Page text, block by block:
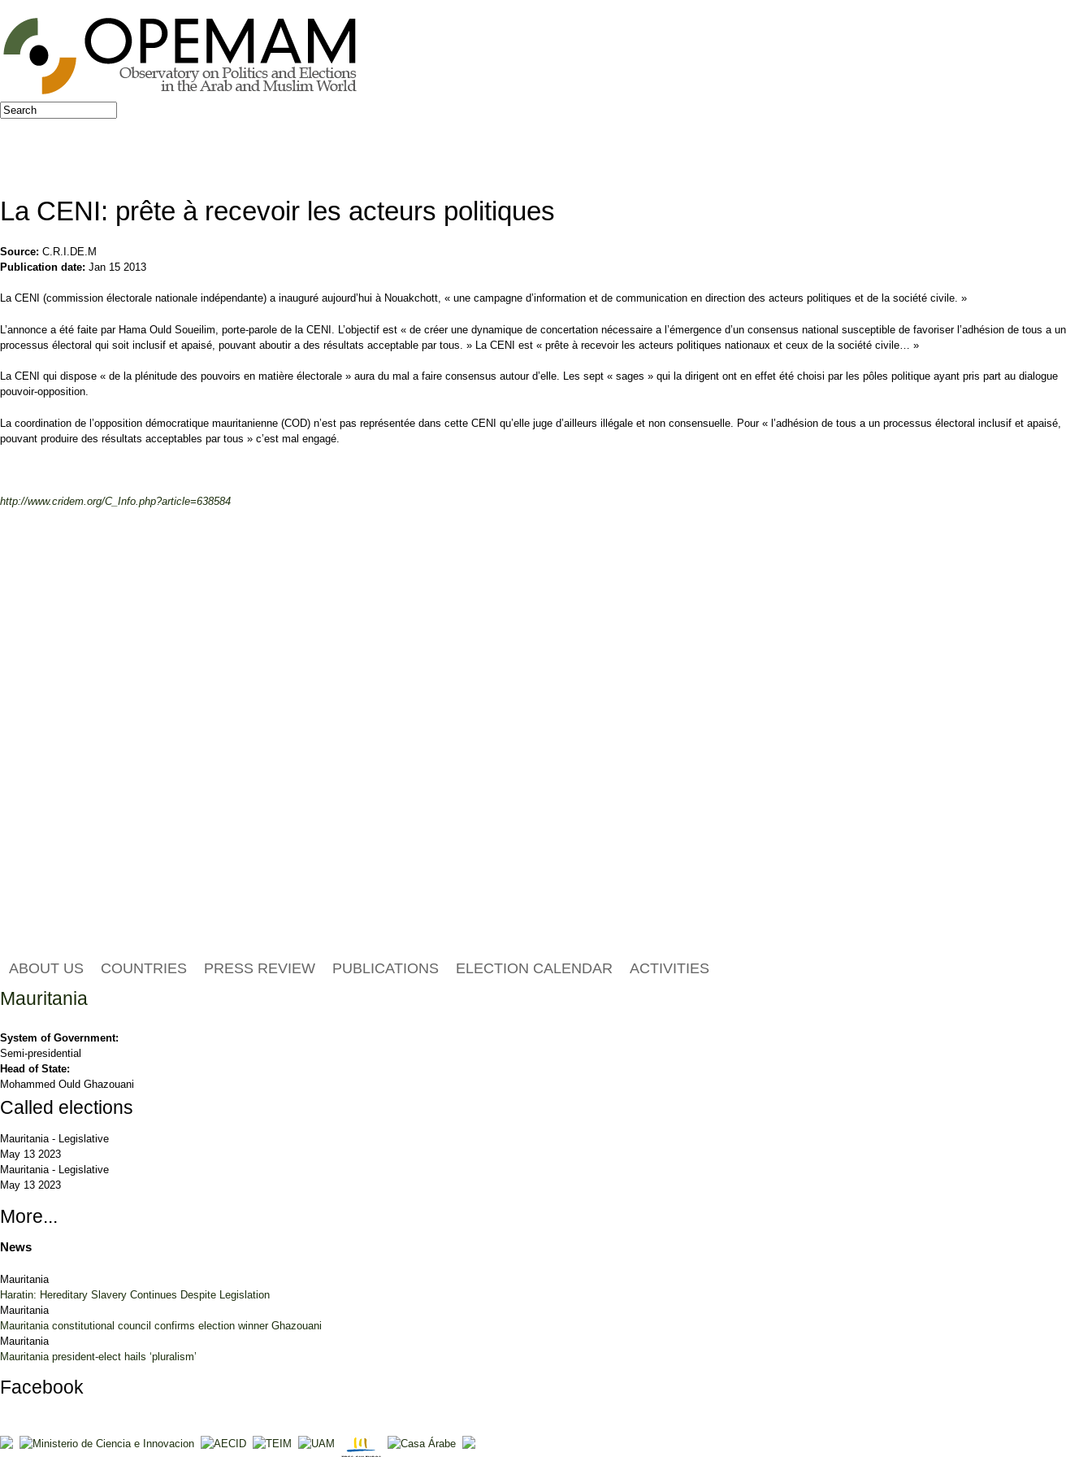
Jump to navigation
Search form
Search
La CENI: prête à recevoir les acteurs politiques
Source: C.R.I.DE.M
Publication date: Jan 15 2013
La CENI (commission électorale nationale indépendante) a inauguré aujourd’hui à Nouakchott, « une campagne d’information et de communication en direction des acteurs politiques et de la société civile. »
L’annonce a été faite par Hama Ould Soueilim, porte-parole de la CENI. L’objectif est « de créer une dynamique de concertation nécessaire a l’émergence d’un consensus national susceptible de favoriser l’adhésion de tous a un
processus électoral qui soit inclusif et apaisé, pouvant aboutir a des résultats acceptable par tous. » La CENI est « prête à recevoir les acteurs politiques nationaux et ceux de la société civile… »
La CENI qui dispose « de la plénitude des pouvoirs en matière électorale » aura du mal a faire consensus autour d’elle. Les sept « sages » qui la dirigent ont en effet été choisi par les pôles politique ayant pris part au dialogue
pouvoir-opposition.
La coordination de l’opposition démocratique mauritanienne (COD) n’est pas représentée dans cette CENI qu’elle juge d’ailleurs illégale et non consensuelle. Pour « l’adhésion de tous a un processus électoral inclusif et apaisé,
pouvant produire des résultats acceptables par tous » c’est mal engagé.
http://www.cridem.org/C_Info.php?article=638584
ABOUT US COUNTRIES PRESS REVIEW PUBLICATIONS ELECTION CALENDAR ACTIVITIES
Mauritania
System of Government:
Semi-presidential
Head of State:
Mohammed Ould Ghazouani
Called elections
Mauritania - Legislative
May 13 2023
Mauritania - Legislative
May 13 2023
More...
News
Mauritania
Haratin: Hereditary Slavery Continues Despite Legislation
Mauritania
Mauritania constitutional council confirms election winner Ghazouani
Mauritania
Mauritania president-elect hails ‘pluralism’
Facebook